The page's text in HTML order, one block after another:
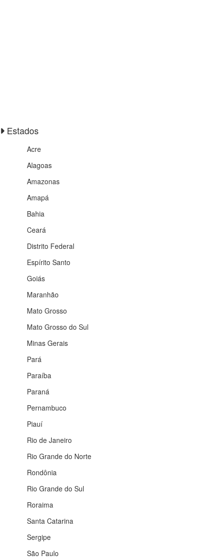
Estados
Acre
Alagoas
Amazonas
Amapá
Bahia
Ceará
Distrito Federal
Espírito Santo
Goiás
Maranhão
Mato Grosso
Mato Grosso do Sul
Minas Gerais
Pará
Paraíba
Paraná
Pernambuco
Piauí
Rio de Janeiro
Rio Grande do Norte
Rondônia
Rio Grande do Sul
Roraima
Santa Catarina
Sergipe
São Paulo